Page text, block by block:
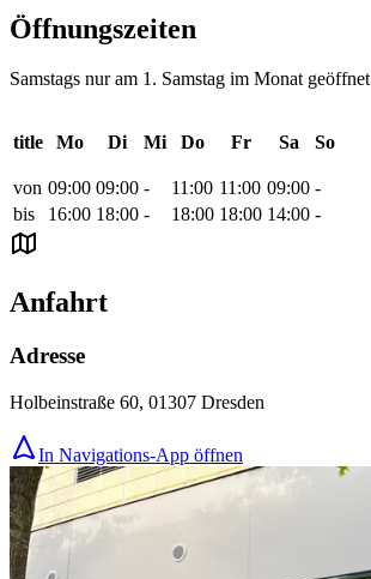
Öffnungszeiten
Samstags nur am 1. Samstag im Monat geöffnet
title Mo Di Mi Do Fr Sa So
von 09:00 09:00 - 11:00 11:00 09:00 -
bis
16:00 18:00 - 18:00 18:00 14:00 -
Anfahrt
Adresse
Holbeinstraße 60, 01307 Dresden
In Navigations-App öffnen